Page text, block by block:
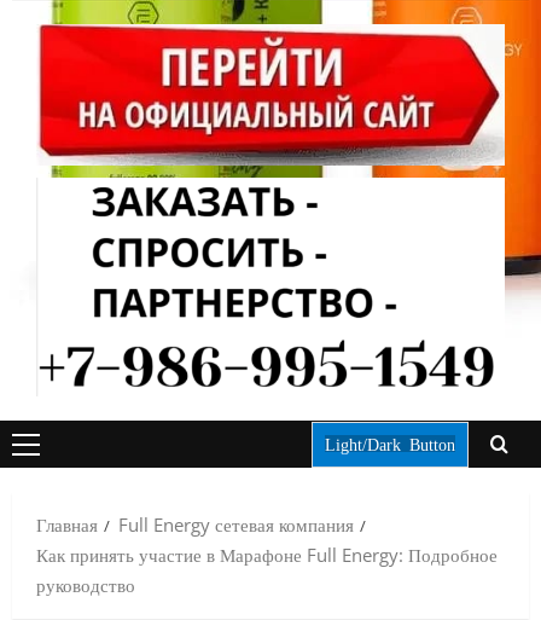
ОСНОВНОЕ
Light/Dark Button
Главная
Full Energy сетевая компания
Как принять участие в Марафоне Full Energy: Подробное
руководство